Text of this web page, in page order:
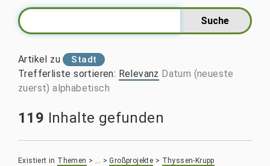
Artikel zu Stadt
Trefferliste sortieren: Relevanz Datum (neueste
zuerst) alphabetisch
119 Inhalte gefunden
Existiert in Themen > … >Großprojekte > Thyssen-Krupp